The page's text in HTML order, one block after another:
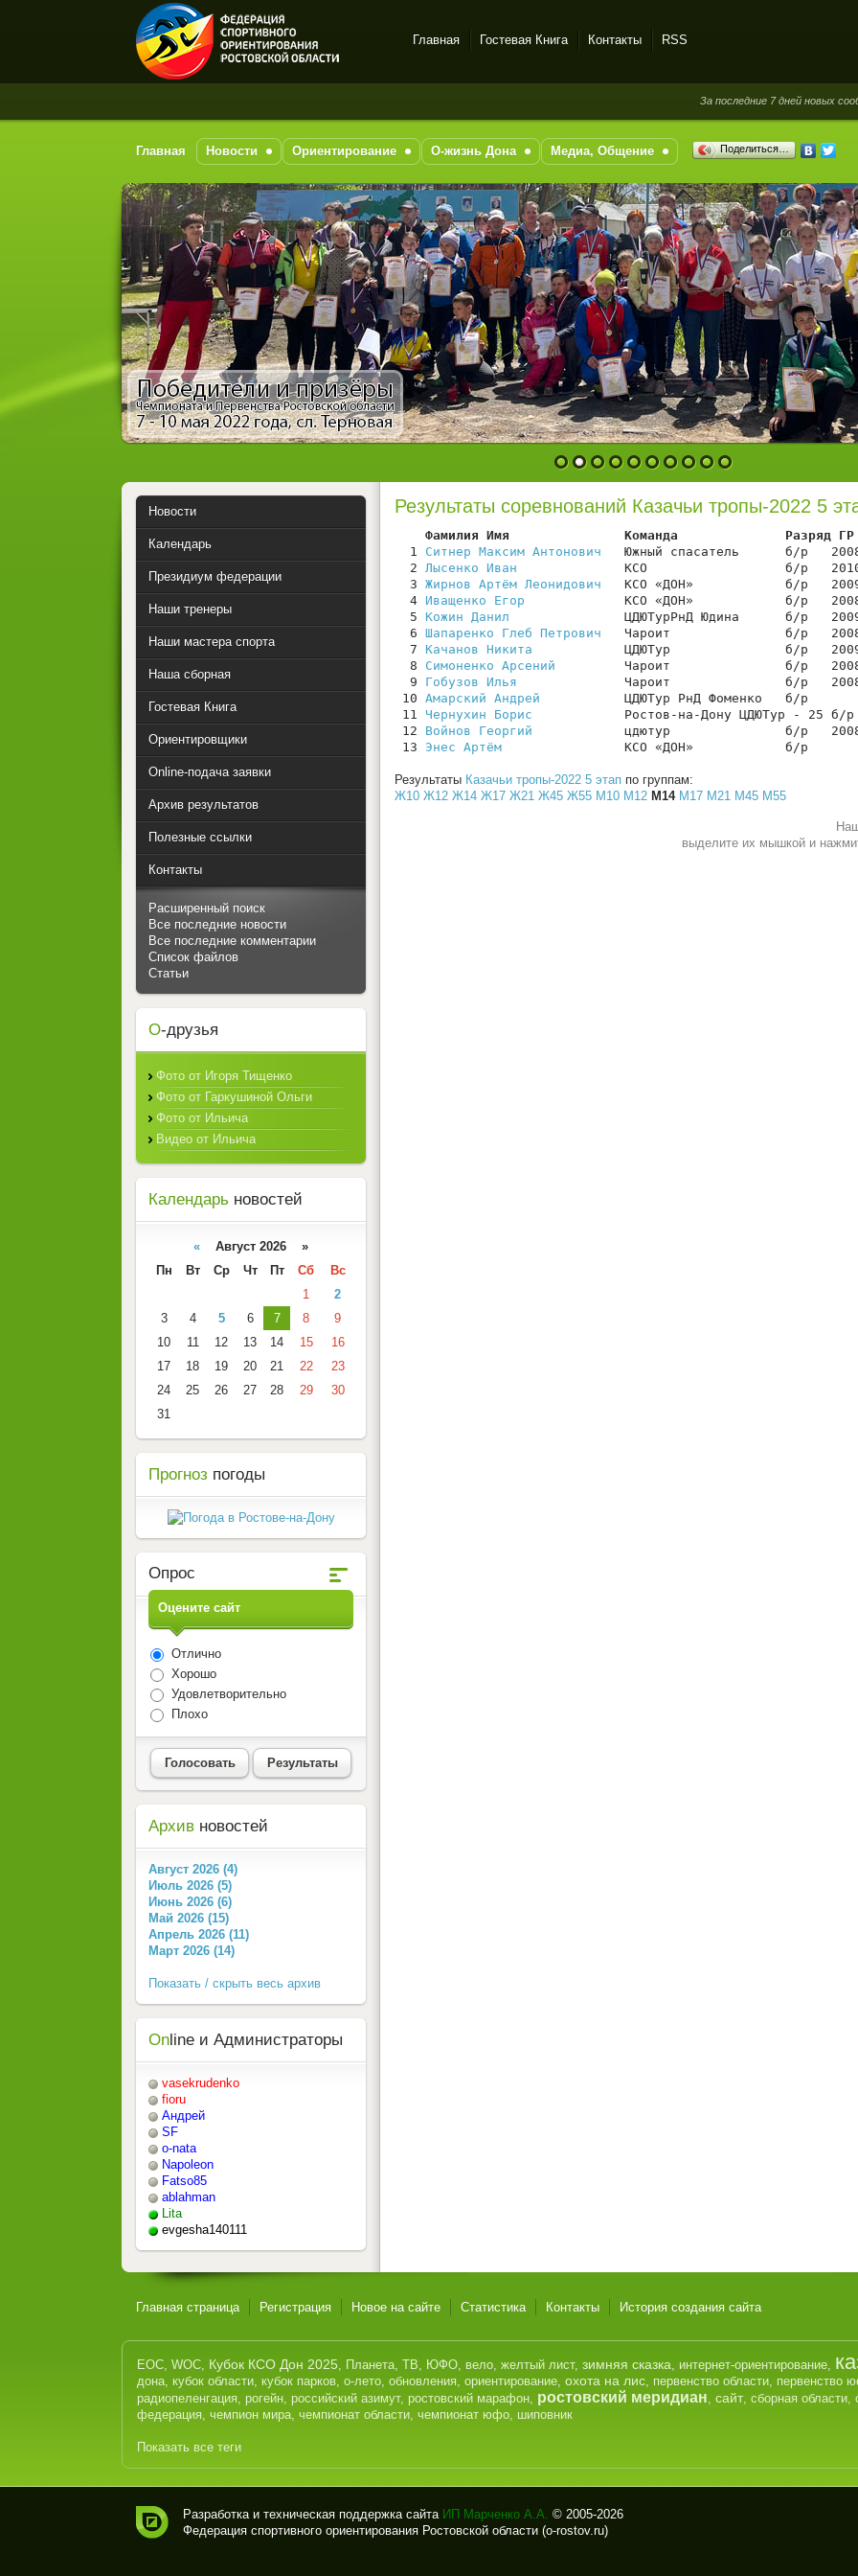
Спортивное
на-Дону
Главная Гостевая Книга Контакты RSS
За последние 7 дней новых сообщений
Главная Новости Ориентирование О-жизнь Дона Медиа, Общение Поделиться…
1 2 3 4 5 6 7 8 9 10
Результаты соревнований Казачьи тропы-2022 5
Фамилия Имя               Команда              Разряд
  1
Ситнер Максим Антонович
Южный спасатель      б/р
  2
Лысенко Иван
КСО                  б/р
  3
Жирнов Артём Леонидович
КСО «ДОН»            б/р
  4
Иващенко Егор
КСО «ДОН»            б/р
  5
Кожин Данил
ЦДЮТурРнД Юдина      б/р
  6
Шапаренко Глеб Петрович
Чароит               б/р
  7
Качанов Никита
ЦДЮТур               б/р
  8
Симоненко Арсений
Чароит               б/р
  9
Гобузов Илья
Чароит               б/р
10 Амарский Андрей
ЦДЮТур РнД Фоменко   б/р
11 Чернухин Борис
Ростов-на-Дону ЦДЮТур - 25
12 Войнов Георгий
цдютур               б/р
13 Энес Артём
КСО «ДОН»            б/р
Результаты Казачьи тропы-2022 5 этап по группам:
Ж10 Ж12 Ж14 Ж17 Ж21 Ж45 Ж55 М10 М12 М14 М17 М21 М45 М55
выделите их мышкой и
Новости
Календарь
Президиум федерации
Наши тренеры
Наши мастера спорта
Наша сборная
Гостевая Книга
Ориентировщики
Online-подача заявки
Архив результатов
Полезные ссылки
Контакты
Расширенный поиск
Все последние новости
Все последние комментарии
Список файлов
Статьи
О-друзья
Фото от Игоря Тищенко
Фото от Гаркушиной Ольги
Фото от Ильича
Видео от Ильича
Календарь новостей
« Август 2026 »
Пн
Вт Ср Чт Пт Сб
Вс
1
2
3
4 5 6 7 8
9
10
11 12 13 14 15
16
17
18 19 20 21 22
23
24
25 26 27 28 29
30
31
Прогноз погоды
Опрос
Оцените сайт
Отлично
Хорошо
Удовлетворительно
Плохо
Голосовать Результаты
Архив новостей
Август 2026 (4)
Июль 2026 (5)
Июнь 2026 (6)
Май 2026 (15)
Апрель 2026 (11)
Март 2026 (14)
Показать / скрыть весь архив
On line и Администраторы
vasekrudenko
fioru
Андрей
SF
o-nata
Napoleon
Fatso85
ablahman
Lita
evgesha140111
Главная страница Регистрация Новое на сайте Статистика Контакты История создания сайта
EOC, WOC, Кубок КСО Дон 2025, Планета, ТВ, ЮФО, вело, желтый лист, зимняя сказка, интернет-ориентирование,
дона, кубок области, кубок парков, о-лето, обновления, ориентирование, охота на лис, первенство области, первенство
радиопеленгация, рогейн, российский азимут, ростовский марафон, ростовский меридиан, сайт, сборная области,
федерация, чемпион мира, чемпионат области, чемпионат юфо, шиповник
Показать все теги
Разработка и техническая поддержка сайта ИП Марченко А.А. © 2005-2026
Федерация спортивного ориентирования Ростовской области (o-rostov.ru)